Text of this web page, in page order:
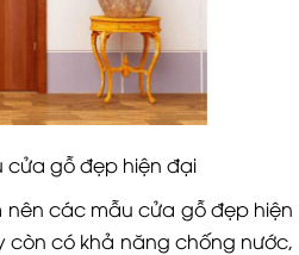
gỗ đẹp hiện đại
nên các mẫu cửa gỗ đẹp hiện
còn có khả năng chống nước,